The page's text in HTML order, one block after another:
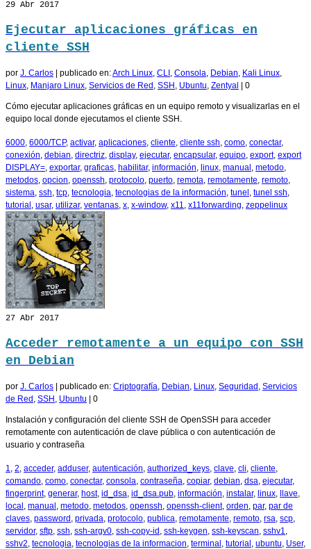
29 Abr 2017
Ejecutar aplicaciones gráficas en
cliente SSH
por J. Carlos | publicado en:Arch Linux CLI Consola Debian Kali Linux
Linux Manjaro Linux Servicios de Red SSH Ubuntu Zentyal | 0
Cómo ejecutar aplicaciones gráficas en un equipo remoto y visualizarlas en el
equipo local donde ejecutamos el cliente SSH.
6000 6000/TCP, activar, aplicaciones cliente cliente ssh como conectar,
conexión debian directriz display, ejecutar, encapsular, equipo export, export
DISPLAY= exportar, graficas habilitar, información linux manual metodo
metodos opcion openssh protocolo puerto remota remotamente remoto
sistema ssh tcp tecnologia tecnologias de la información tunel tunel ssh
tutorial usar, utilizar, ventanas x x-window, x11 x11forwarding zeppelinux
27 Abr 2017
Acceder remotamente a un equipo con SSH
en Debian
por J. Carlos | publicado en: Criptografía Debian Linux Seguridad Servicios
de Red SSH Ubuntu | 0
Instalación y configuración del cliente SSH de OpenSSH para acceder
remotamente con autenticación de clave pública o con autenticación de
usuario y contraseña
1 2 acceder, adduser, autenticación authorized_keys clave cli cliente
comando como conectar, consola contraseña copiar, debian dsa ejecutar,
fingerprint, generar, host, id_dsa id_dsa.pub información instalar, linux llave
local manual metodo metodos openssh openssh-client, orden par, par de
claves password privada protocolo publica remotamente remoto rsa scp
servidor, sftp ssh ssh-argv0 ssh-copy-id ssh-keygen ssh-keyscan sshv1
sshv2 tecnologia tecnologias de la informacion terminal tutorial ubuntu User,